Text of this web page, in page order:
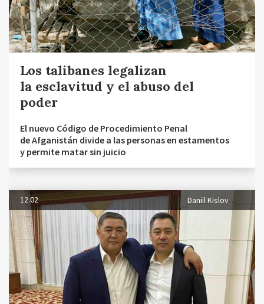
Los talibanes legalizan
la esclavitud y el abuso del
poder
El nuevo Código de Procedimiento Penal
de Afganistán divide a las personas en estamentos
y permite matar sin juicio
12.02 Daniil Kislov